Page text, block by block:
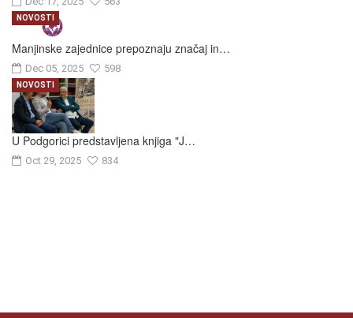
Manjinske zajednice prepoznaju značaj in…
Dec 05, 2025 598
NOVOSTI
U Podgorici predstavljena knjiga "J…
Oct 29, 2025 834
NOVOSTI